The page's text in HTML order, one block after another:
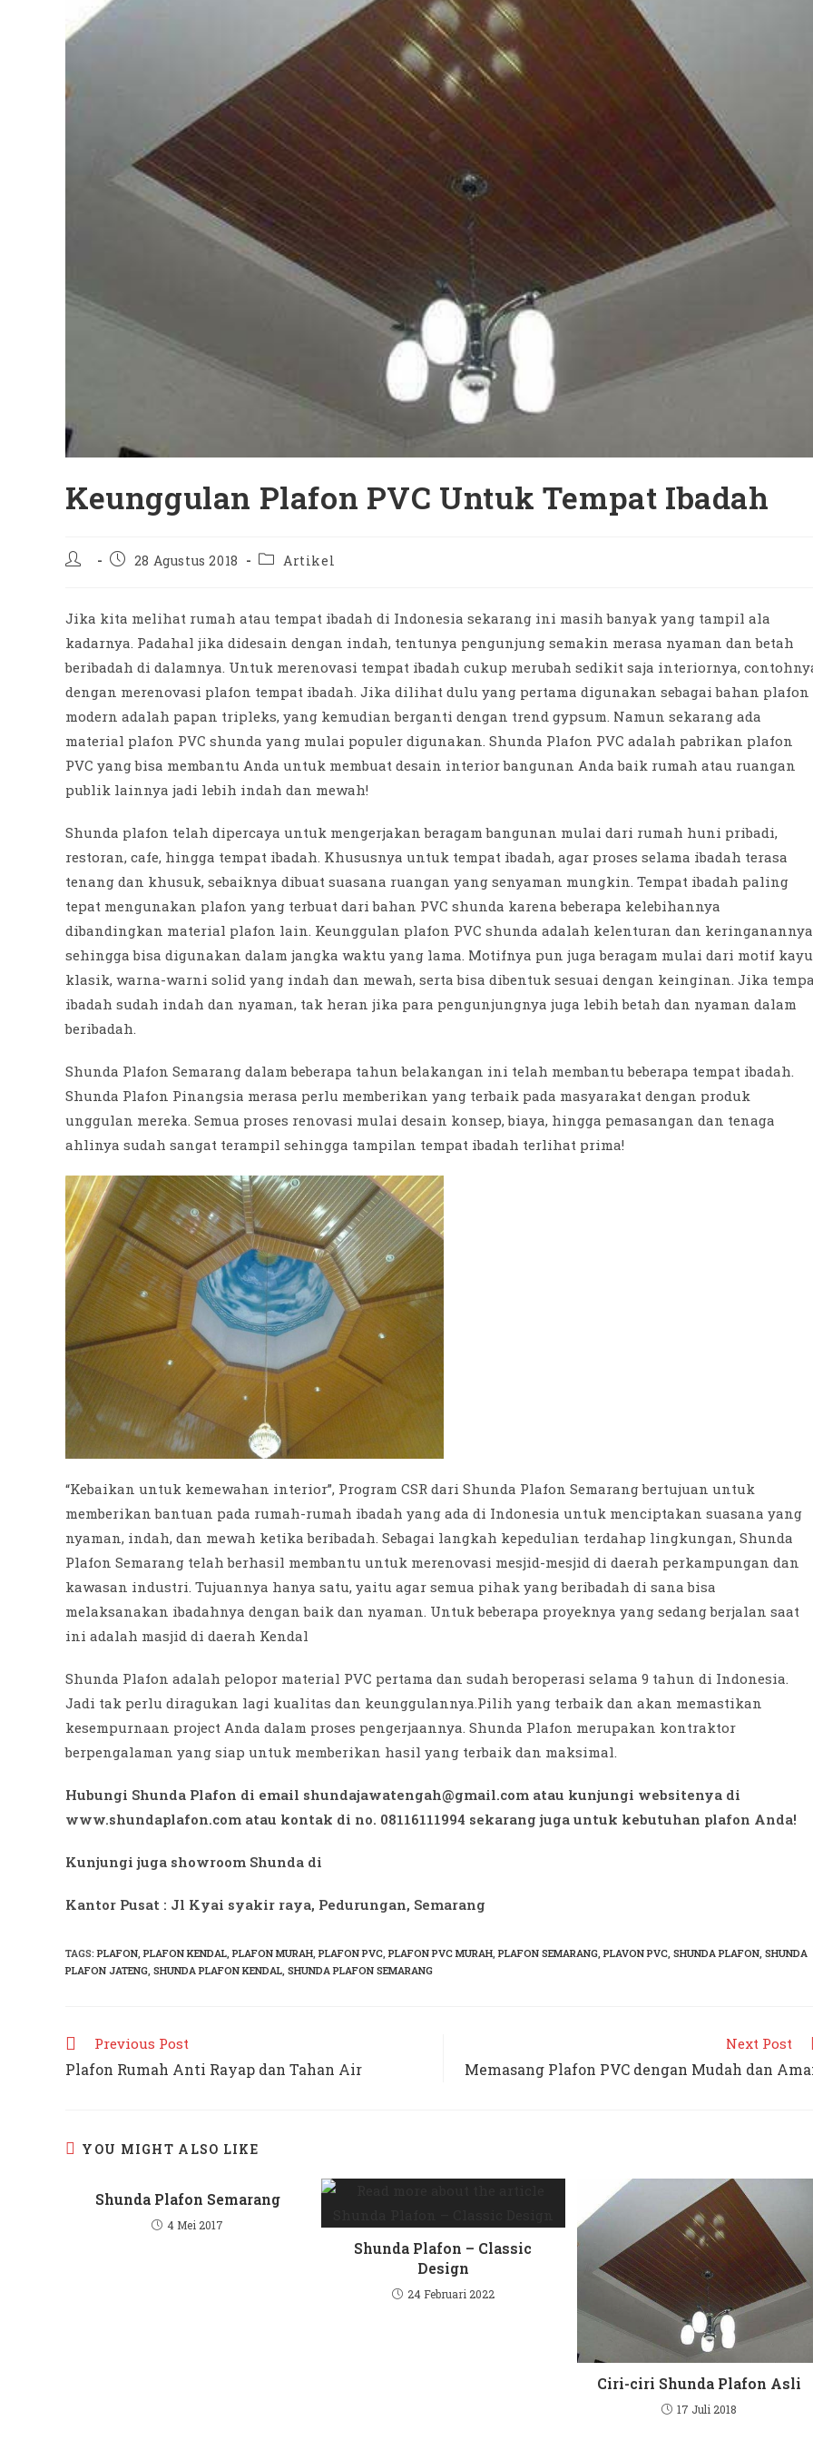
Keunggulan Plafon PVC Untuk Tempat Ibadah
Post
Post28 Agustus 2018
PostArtikel
Jika kita melihat rumah atau tempat ibadah di Indonesia sekarang ini masih banyak yang tampil ala
kadarnya. Padahal jika didesain dengan indah, tentunya pengunjung semakin merasa nyaman dan betah
beribadah di dalamnya. Untuk merenovasi tempat ibadah cukup merubah sedikit saja interiornya,
dengan merenovasi plafon tempat ibadah. Jika dilihat dulu yang pertama digunakan sebagai bahan plafon
modern adalah papan tripleks, yang kemudian berganti dengan trend gypsum. Namun sekarang ada
material plafon PVC shunda yang mulai populer digunakan. Shunda Plafon PVC adalah pabrikan plafon
PVC yang bisa membantu Anda untuk membuat desain interior bangunan Anda baik rumah atau ruangan
publik lainnya jadi lebih indah dan mewah!
Shunda plafon telah dipercaya untuk mengerjakan beragam bangunan mulai dari rumah huni pribadi,
restoran, cafe, hingga tempat ibadah. Khususnya untuk tempat ibadah, agar proses selama ibadah terasa
tenang dan khusuk, sebaiknya dibuat suasana ruangan yang senyaman mungkin. Tempat ibadah paling
tepat mengunakan plafon yang terbuat dari bahan PVC shunda karena beberapa kelebihannya
dibandingkan material plafon lain. Keunggulan plafon PVC shunda adalah kelenturan dan keringanannya
sehingga bisa digunakan dalam jangka waktu yang lama. Motifnya pun juga beragam mulai dari motif
klasik, warna-warni solid yang indah dan mewah, serta bisa dibentuk sesuai dengan keinginan. Jika
ibadah sudah indah dan nyaman, tak heran jika para pengunjungnya juga lebih betah dan nyaman dalam
beribadah.
Shunda Plafon Semarang dalam beberapa tahun belakangan ini telah membantu beberapa tempat ibadah.
Shunda Plafon Pinangsia merasa perlu memberikan yang terbaik pada masyarakat dengan produk
unggulan mereka. Semua proses renovasi mulai desain konsep, biaya, hingga pemasangan dan tenaga
ahlinya sudah sangat terampil sehingga tampilan tempat ibadah terlihat prima!
“Kebaikan untuk kemewahan interior”, Program CSR dari Shunda Plafon Semarang bertujuan untuk
memberikan bantuan pada rumah-rumah ibadah yang ada di Indonesia untuk menciptakan suasana yang
nyaman, indah, dan mewah ketika beribadah. Sebagai langkah kepedulian terdahap lingkungan, Shunda
Plafon Semarang telah berhasil membantu untuk merenovasi mesjid-mesjid di daerah perkampungan dan
kawasan industri. Tujuannya hanya satu, yaitu agar semua pihak yang beribadah di sana bisa
melaksanakan ibadahnya dengan baik dan nyaman. Untuk beberapa proyeknya yang sedang berjalan saat
ini adalah masjid di daerah Kendal
Shunda Plafon adalah pelopor material PVC pertama dan sudah beroperasi selama 9 tahun di Indonesia.
Jadi tak perlu diragukan lagi kualitas dan keunggulannya.Pilih yang terbaik dan akan memastikan
kesempurnaan project Anda dalam proses pengerjaannya. Shunda Plafon merupakan kontraktor
berpengalaman yang siap untuk memberikan hasil yang terbaik dan maksimal.
Hubungi Shunda Plafon di email shundajawatengah@gmail.com atau kunjungi websitenya di
www.shundaplafon.com atau kontak di no. 08116111994 sekarang juga untuk kebutuhan plafon Anda!
Kunjungi juga showroom Shunda di
Kantor Pusat : Jl Kyai syakir raya, Pedurungan, Semarang
TAGS:PLAFON, PLAFON KENDAL, PLAFON MURAH, PLAFON PVC, PLAFON PVC MURAH, PLAFON SEMARANG, PLAVON PVC, SHUNDA PLAFON, SHUNDA
PLAFON JATENG, SHUNDA PLAFON KENDAL, SHUNDA PLAFON SEMARANG
Read
more
articles
Previous Post
Plafon Rumah Anti Rayap dan Tahan Air
Next Post
Memasang Plafon PVC dengan Mudah dan
YOU MIGHT ALSO LIKE
Shunda Plafon Semarang
4 Mei 2017
Shunda Plafon – Classic
Design
24 Februari 2022
Ciri-ciri Shunda Plafon Asli
17 Juli 2018